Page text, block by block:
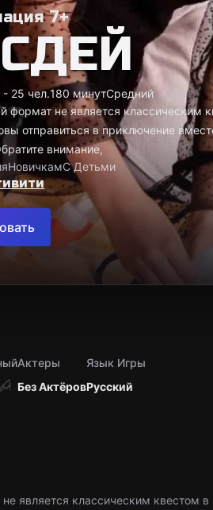
7+
- 25 чел.180 минутСредний
формат не является классическим
отправиться в приключение
внимание,
НовичкамС Детьми
Без Актёров
Актеры
Русский
Язык Игры
является классическим квестом